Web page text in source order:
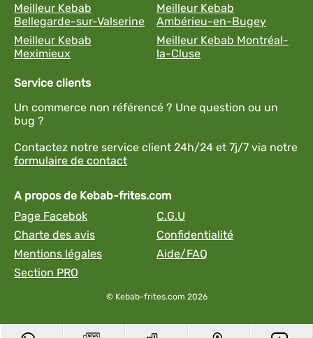
Meilleur Kebab
Bellegarde-sur-Valserine
Meilleur Kebab
Ambérieu-en-Bugey
Meilleur Kebab
Meximieux
Meilleur Kebab Montréal-
la-Cluse
Service clients
Un commerce non référencé ? Une question ou un
bug ?
Contactez notre service client 24h/24 et 7j/7 via notre
formulaire de contact
A propos de Kebab-frites.com
Page Facebok
C.G.U
Charte des avis
Confidentialité
Mentions légales
Aide/FAQ
Section PRO
© Kebab-frites.com 2026